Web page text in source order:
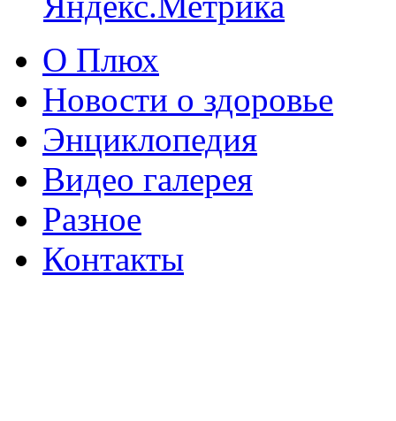
О Плюх
Новости о здоровье
Энциклопедия
Видео галерея
Разное
Контакты